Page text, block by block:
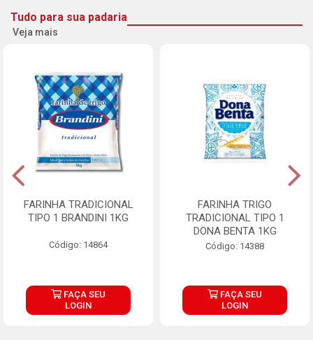
Tudo para sua padaria
Veja mais
FARINHA TRADICIONAL
TIPO 1 BRANDINI 1KG
Código: 14864
FAÇA SEU
LOGIN
FARINHA TRIGO
TRADICIONAL TIPO 1
DONA BENTA 1KG
Código: 14388
FAÇA SEU
LOGIN